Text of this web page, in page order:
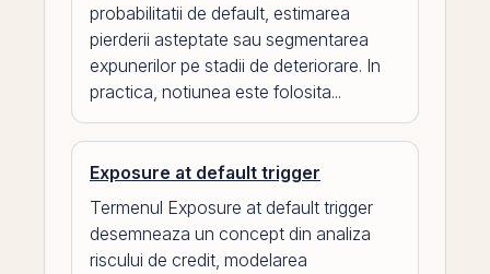
probabilitatii de default, estimarea
pierderii asteptate sau segmentarea
expunerilor pe stadii de deteriorare. In
practica, notiunea este folosita...
Exposure at default trigger
Termenul Exposure at default trigger
desemneaza un concept din analiza
riscului de credit, modelarea